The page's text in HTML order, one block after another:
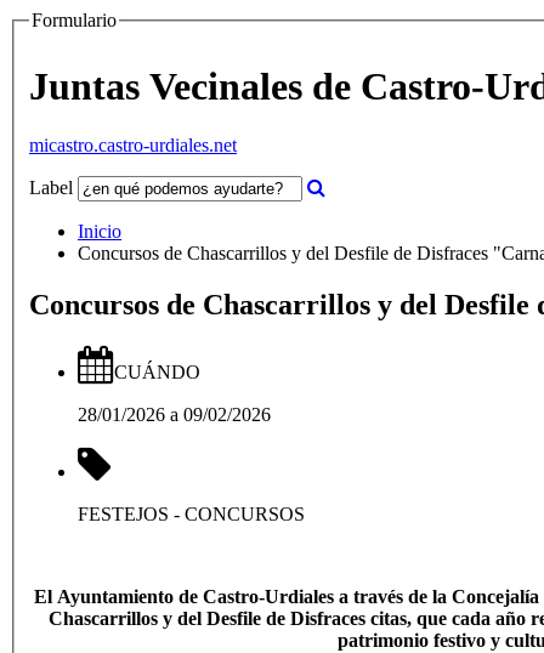
Formulario
Juntas Vecinales de Castro-
micastro.castro-urdiales.net
Label
Inicio
Concursos de
CUÁNDO
28/01/2026 a 09/02/2026
FESTEJOS - CONCURSOS
El Ayuntamiento de Castro-Urdiales a través de la
Chascarrillos y del Desfile de Disfraces citas, que cada año
patrimonio festivo y